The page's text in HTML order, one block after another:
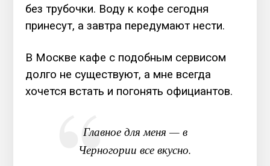
без трубочки. Воду к кофе сегодня
принесут, а завтра передумают нести.
В Москве кафе с подобным сервисом
долго не существуют, а мне всегда
хочется встать и погонять официантов.
Главное для меня — в
Черногории все вкусно.